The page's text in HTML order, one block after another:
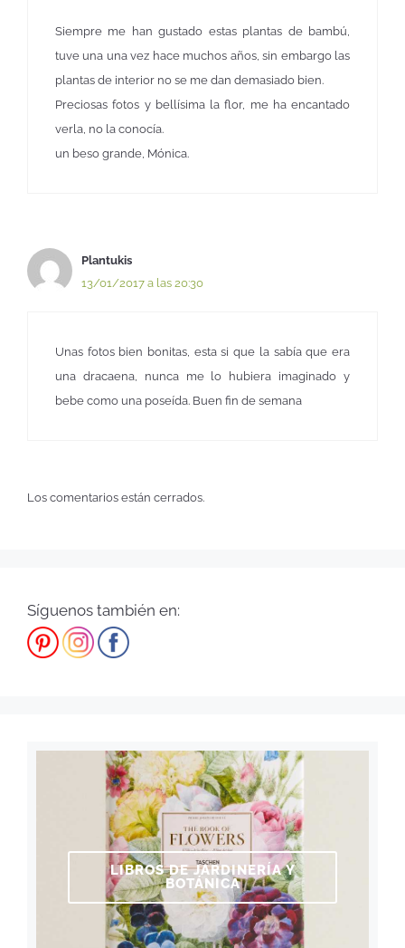
Siempre me han gustado estas plantas de bambú,
tuve una una vez hace muchos años, sin embargo las
plantas de interior no se me dan demasiado bien.
Preciosas fotos y bellísima la flor, me ha encantado
verla, no la conocía.
un beso grande, Mónica.
Plantukis
13/01/2017 a las 20:30
Unas fotos bien bonitas, esta si que la sabía que era
una dracaena, nunca me lo hubiera imaginado y
bebe como una poseída. Buen fin de semana
Los comentarios están cerrados.
Síguenos también en:
LIBROS DE JARDINERÍA Y
BOTÁNICA